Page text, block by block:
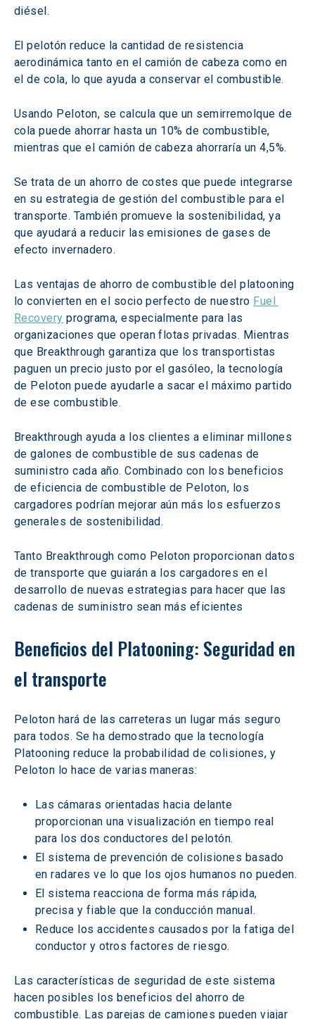
diésel.
El pelotón reduce la cantidad de resistencia
aerodinámica tanto en el camión de cabeza como en
el de cola, lo que ayuda a conservar el combustible.
Usando Peloton, se calcula que un semirremolque de
cola puede ahorrar hasta un 10% de combustible,
mientras que el camión de cabeza ahorraría un 4,5%.
Se trata de un ahorro de costes que puede integrarse
en su estrategia de gestión del combustible para el
transporte. También promueve la sostenibilidad, ya
que ayudará a reducir las emisiones de gases de
efecto invernadero.
Las ventajas de ahorro de combustible del platooning
lo convierten en el socio perfecto de nuestro Fuel
Recovery programa, especialmente para las
organizaciones que operan flotas privadas. Mientras
que Breakthrough garantiza que los transportistas
paguen un precio justo por el gasóleo, la tecnología
de Peloton puede ayudarle a sacar el máximo partido
de ese combustible.
Breakthrough ayuda a los clientes a eliminar millones
de galones de combustible de sus cadenas de
suministro cada año. Combinado con los beneficios
de eficiencia de combustible de Peloton, los
cargadores podrían mejorar aún más los esfuerzos
generales de sostenibilidad.
Tanto Breakthrough como Peloton proporcionan datos
de transporte que guiarán a los cargadores en el
desarrollo de nuevas estrategias para hacer que las
cadenas de suministro sean más eficientes
Beneficios del Platooning: Seguridad en
el transporte
Peloton hará de las carreteras un lugar más seguro
para todos. Se ha demostrado que la tecnología
Platooning reduce la probabilidad de colisiones, y
Peloton lo hace de varias maneras:
Las cámaras orientadas hacia delante
proporcionan una visualización en tiempo real
para los dos conductores del pelotón.
El sistema de prevención de colisiones basado
en radares ve lo que los ojos humanos no pueden.
El sistema reacciona de forma más rápida,
precisa y fiable que la conducción manual.
Reduce los accidentes causados por la fatiga del
conductor y otros factores de riesgo.
Las características de seguridad de este sistema
hacen posibles los beneficios del ahorro de
combustible. Las parejas de camiones pueden viajar